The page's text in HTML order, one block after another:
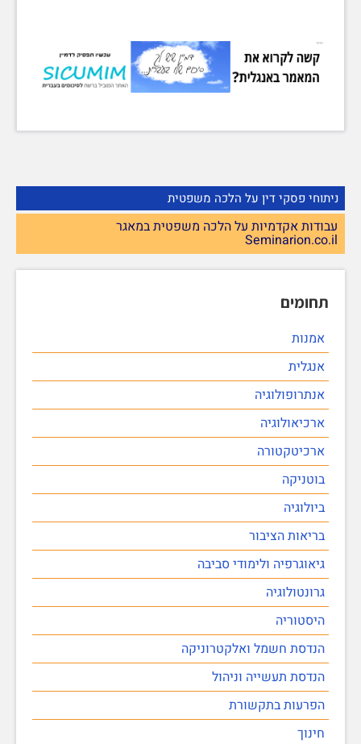
ניתוחי פסקי דין על הלכה משפטית
עבודות אקדמיות על הלכה משפטית במאגר
Seminarion.co.il
תחומים
אמנות
אנגלית
אנתרופולוגיה
ארכיאולוגיה
ארכיטקטורה
בוטניקה
ביולוגיה
בריאות הציבור
גיאוגרפיה ולימודי סביבה
גרונטולוגיה
היסטוריה
הנדסת חשמל ואלקטרוניקה
הנדסת תעשייה וניהול
הפרעות בתקשורת
חינוך